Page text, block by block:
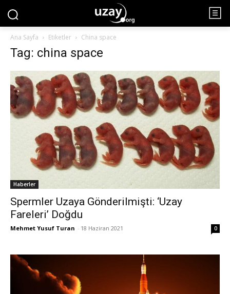
Ana Sayfa Etiketler China space
Tag: china space
Haberler
Spermler Uzaya Gönderilmişti: ‘Uzay
Fareleri’ Doğdu
Mehmet Yusuf Turan - 18 Haziran 2021 0